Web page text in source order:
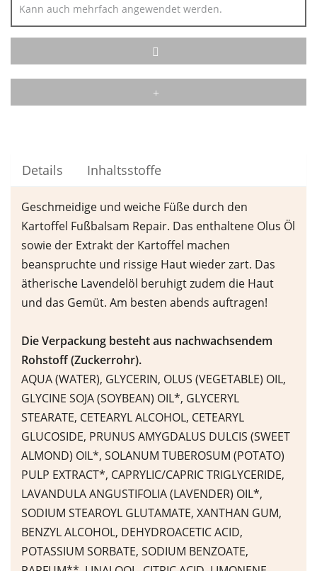
Kann auch mehrfach angewendet werden.
Details Inhaltsstoffe
Geschmeidige und weiche Füße durch den
Kartoffel Fußbalsam Repair. Das enthaltene Olus Öl
sowie der Extrakt der Kartoffel machen
beanspruchte und rissige Haut wieder zart. Das
ätherische Lavendelöl beruhigt zudem die Haut
und das Gemüt. Am besten abends auftragen!
Die Verpackung besteht aus nachwachsendem
Rohstoff (Zuckerrohr).
AQUA (WATER), GLYCERIN, OLUS (VEGETABLE) OIL,
GLYCINE SOJA (SOYBEAN) OIL*, GLYCERYL
STEARATE, CETEARYL ALCOHOL, CETEARYL
GLUCOSIDE, PRUNUS AMYGDALUS DULCIS (SWEET
ALMOND) OIL*, SOLANUM TUBEROSUM (POTATO)
PULP EXTRACT*, CAPRYLIC/CAPRIC TRIGLYCERIDE,
LAVANDULA ANGUSTIFOLIA (LAVENDER) OIL*,
SODIUM STEAROYL GLUTAMATE, XANTHAN GUM,
BENZYL ALCOHOL, DEHYDROACETIC ACID,
POTASSIUM SORBATE, SODIUM BENZOATE,